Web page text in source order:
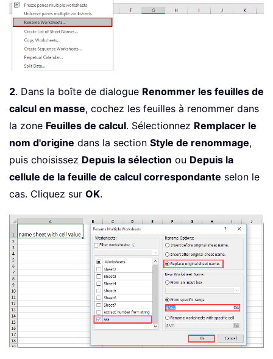
2. Dans la boîte de dialogue Renommer les feuilles de
calcul en masse, cochez les feuilles à renommer dans
la zone Feuilles de calcul. Sélectionnez Remplacer le
nom d'origine dans la section Style de renommage,
puis choisissez Depuis la sélection ou Depuis la
cellule de la feuille de calcul correspondante selon le
cas. Cliquez sur OK.